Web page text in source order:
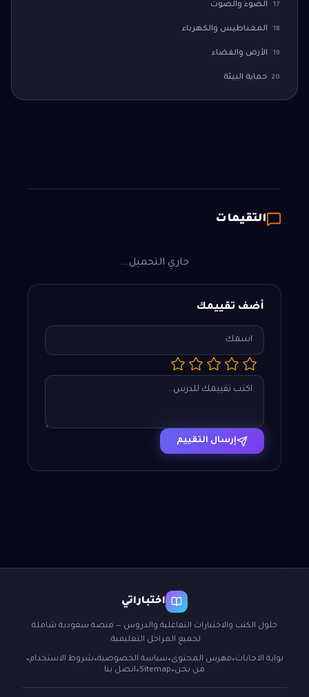
17 الضوء والصوت
18 المغناطيس والكهرباء
19 الأرض والفضاء
20 حماية البيئة
التقيمات
جاري التحميل...
أضف تقييمك
إرسال التقييم
اختباراتي
حلول الكتب والاختبارات التفاعلية والدروس — منصة سعودية شاملة
لجميع المراحل التعليمية.
بوابة الاجابات ● فهرس المحتوى ● سياسة الخصوصية● شروط الاستخدام●
من نحن ●
Sitemap
● اتصل بنا